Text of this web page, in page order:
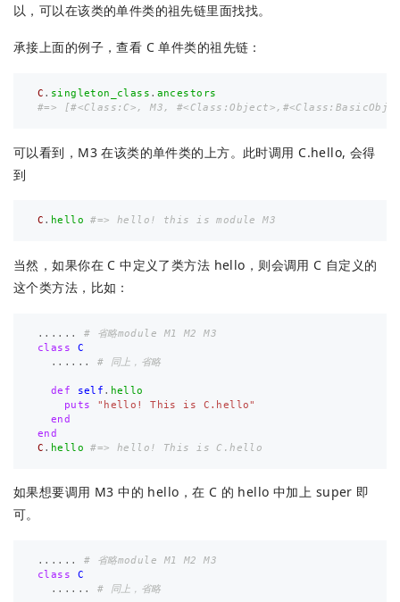
以，可以在该类的单件类的祖先链里面找找。
承接上面的例子，查看 C 单件类的祖先链：
C . singleton_class . ancestors
#=> [#<Class:C>, M3,
可以看到，M3 在该类的单件类的上方。此时调用 C.hello, 会得
到
C . hello #=> hello! this is module M3
当然，如果你在 C 中定义了类方法 hello，则会调用 C 自定义的
这个类方法，比如：
......
# 省略module M1 M2 M3
class
C
......
# 同上，省略
def self . hello
puts
"hello! This is C.hello"
end
end
C . hello #=> hello! This is C.hello
如果想要调用 M3 中的 hello，在 C 的 hello 中加上 super 即
可。
......
# 省略module M1 M2 M3
class
C
......
# 同上，省略